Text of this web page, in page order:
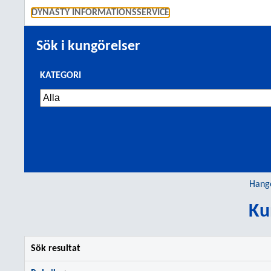
DYNASTY INFORMATIONSSERVICE
Sök i kungörelser
KATEGORI
Sök resultat